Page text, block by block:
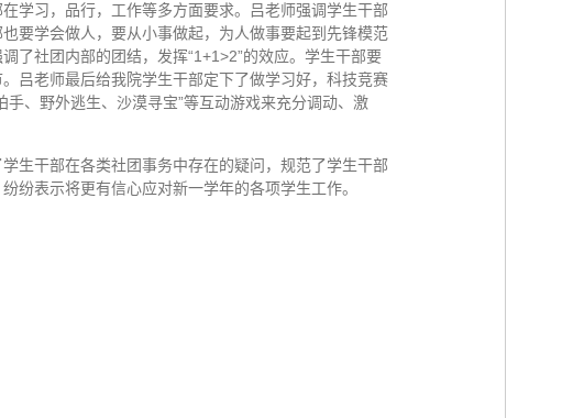
学习，品行，工作等多方面要求。吕老师强调学生干部
要学会做人，要从小事做起，为人做事要起到先锋模范
了社团内部的团结，发挥“1+1>2”的效应。学生干部要
吕老师最后给我院学生干部定下了做学习好，科技竞赛
、野外逃生、沙漠寻宝”等互动游戏来充分调动、激
生干部在各类社团事务中存在的疑问，规范了学生干部
纷表示将更有信心应对新一学年的各项学生工作。